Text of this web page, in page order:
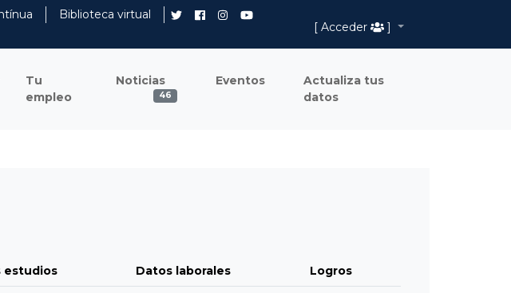
Biblioteca virtual
[ Acceder
]
Tu
empleo
Noticias
46
Eventos
Actualiza tus
datos
estudios Datos laborales Logros